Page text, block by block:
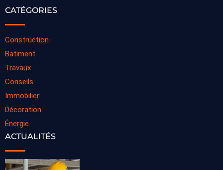
CATÉGORIES
Construction
Batiment
Travaux
Conseils
Immobilier
Décoration
Énergie
ACTUALITÉS